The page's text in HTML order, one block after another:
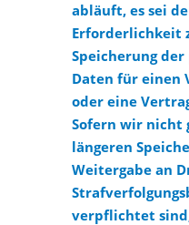
abläuft, es sei
Erforderlichkeit
Speicherung der
Daten für einen
oder eine
Sofern wir nicht
längeren
Weitergabe an
verpflichtet